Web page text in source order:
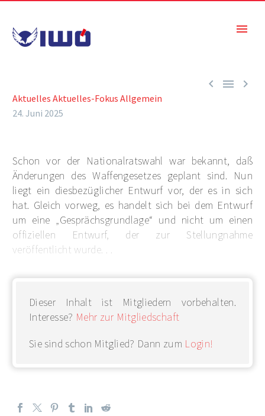
  
Aktuelles Aktuelles-Fokus Allgemein
24. Juni 2025
Schon vor der Nationalratswahl war bekannt, daß
Änderungen des Waffengesetzes geplant sind. Nun
liegt ein diesbezüglicher Entwurf vor, der es in sich
hat. Gleich vorweg, es handelt sich bei dem Entwurf
um eine „Gesprächsgrundlage“ und nicht um einen
offiziellen Entwurf, der zur Stellungnahme
veröffentlicht wurde. . .
Dieser Inhalt ist Mitgliedern vorbehalten.
Interesse? Mehr zur Mitgliedschaft
Sie sind schon Mitglied? Dann zum Login!